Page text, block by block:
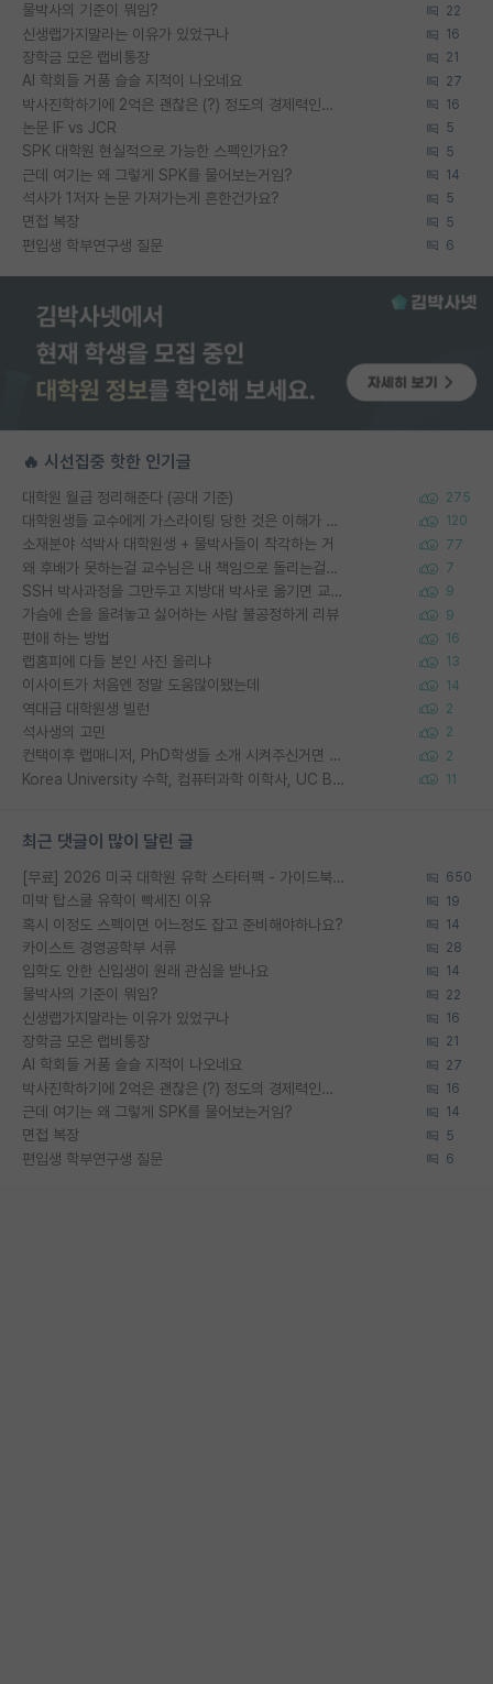
물박사의 기준이 뭐임? 22
신생랩가지말라는 이유가 있었구나 16
장학금 모은 랩비통장 21
AI 학회들 거품 슬슬 지적이 나오네요 27
박사진학하기에 2억은 괜찮은 (?) 정도의 경제력인가요 16
논문 IF vs JCR 5
SPK 대학원 현실적으로 가능한 스펙인가요? 5
근데 여기는 왜 그렇게 SPK를 물어보는거임? 14
석사가 1저자 논문 가져가는게 흔한건가요? 5
면접 복장 5
편입생 학부연구생 질문 6
🔥 시선집중 핫한 인기글
대학원 월급 정리해준다 (공대 기준) 275
대학원생들 교수에게 가스라이팅 당한 것은 이해가 갑니다. 안타깝네요. 120
소재분야 석박사 대학원생 + 물박사들이 착각하는 거 77
왜 후배가 못하는걸 교수님은 내 책임으로 돌리는걸까요? 7
SSH 박사과정을 그만두고 지방대 박사로 옮기면 교수의 꿈은 끝일까요? 9
가슴에 손을 올려놓고 싫어하는 사람 불공정하게 리뷰 9
편애 하는 방법 16
랩홈피에 다들 본인 사진 올리냐 13
이사이트가 처음엔 정말 도움많이됐는데 14
역대급 대학원생 빌런 2
석사생의 고민 2
컨택이후 랩매니저, PhD학생들 소개 시켜주신거면 거의 컨펌에 가깝나요? 2
Korea University 수학, 컴퓨터과학 이학사, UC Berkeley 산업공학 대학원 공학박사가 되는 것은 쉽지 않겠죠? 11
최근 댓글이 많이 달린 글
[무료] 2026 미국 대학원 유학 스타터팩 - 가이드북 & 합격자 컨택메일 템플릿 650
미박 탑스쿨 유학이 빡세진 이유 19
혹시 이정도 스펙이면 어느정도 잡고 준비해야하나요? 14
카이스트 경영공학부 서류 28
입학도 안한 신입생이 원래 관심을 받나요 14
물박사의 기준이 뭐임? 22
신생랩가지말라는 이유가 있었구나 16
장학금 모은 랩비통장 21
AI 학회들 거품 슬슬 지적이 나오네요 27
박사진학하기에 2억은 괜찮은 (?) 정도의 경제력인가요 16
근데 여기는 왜 그렇게 SPK를 물어보는거임? 14
면접 복장 5
편입생 학부연구생 질문 6